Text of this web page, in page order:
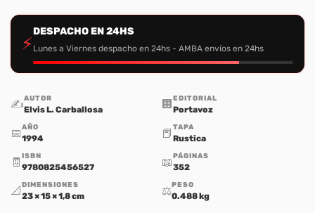
⚡
DESPACHO EN 24HS
Lunes a Viernes despacho en 24hs - AMBA envíos en 24hs
✍️AUTOR
Elvis L. Carballosa 🏢 EDITORIAL
Portavoz
📅AÑO
1994 📕 TAPA
Rustica
🧾 ISBN
9780825456527 📖PÁGINAS
352
📐 DIMENSIONES
23 × 15 × 1,8 cm ⚖️PESO
0.488 kg